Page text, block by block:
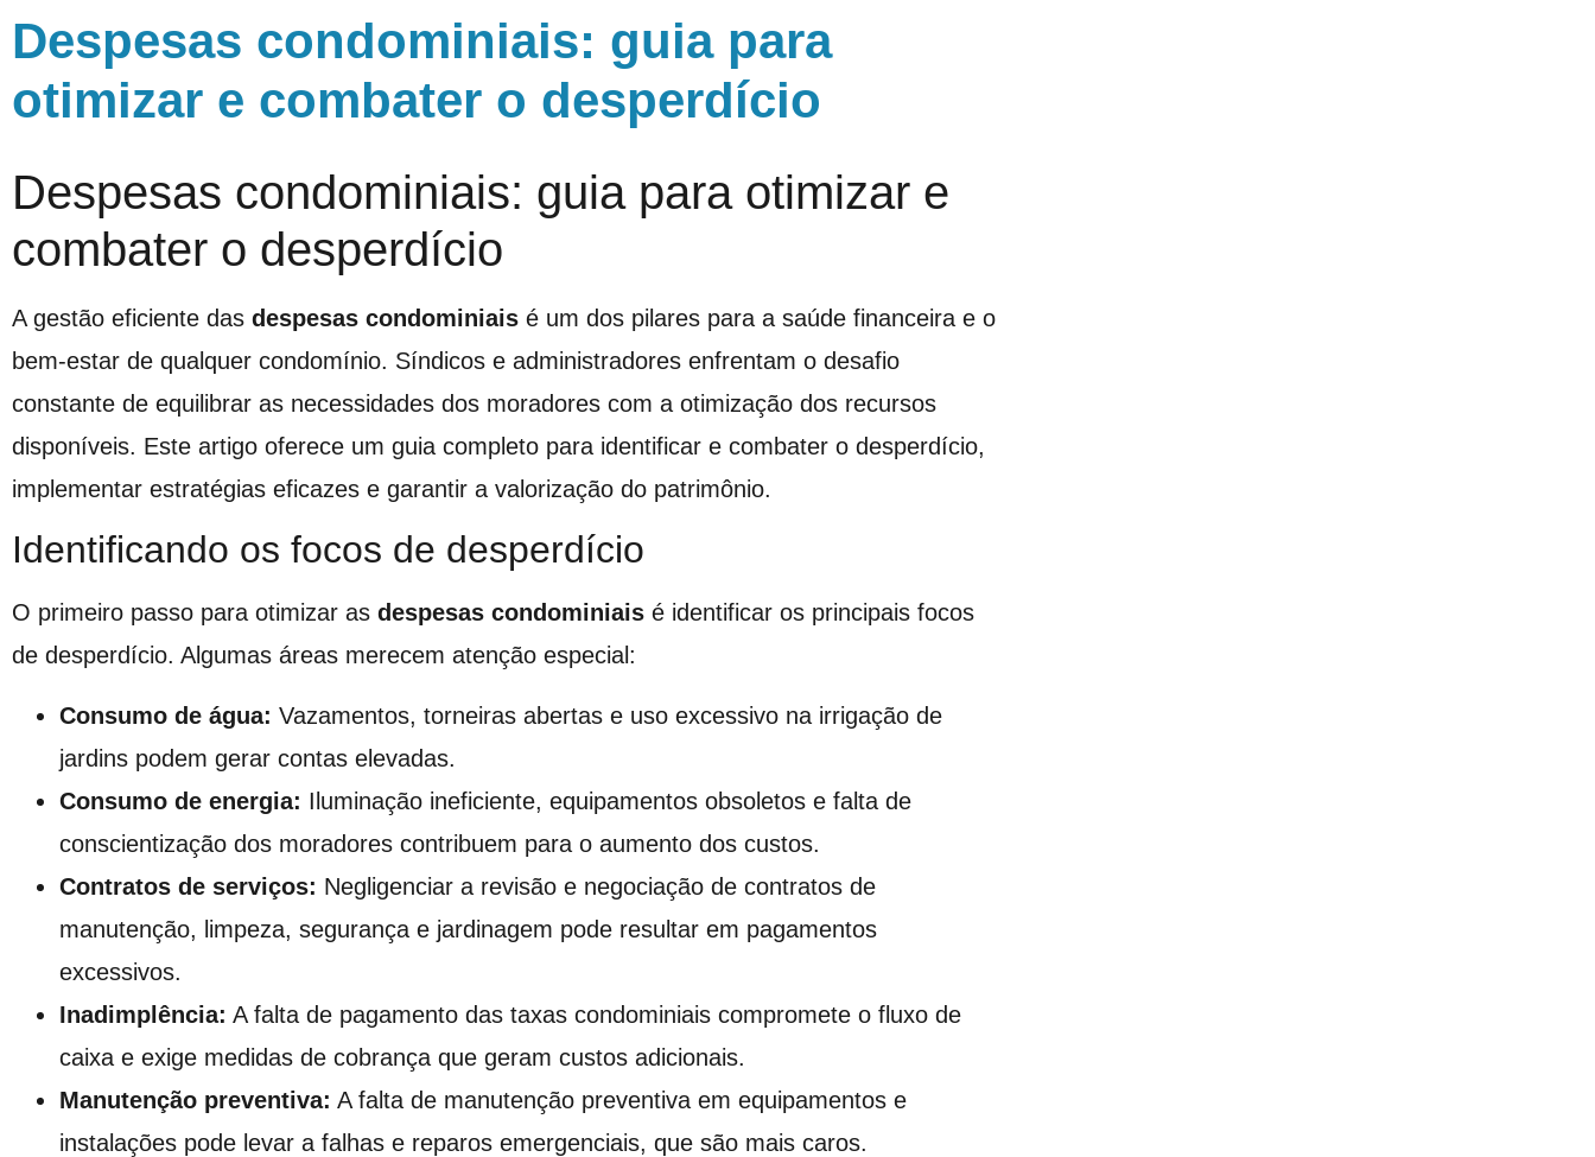
Despesas condominiais: guia para
otimizar e combater o desperdício
Despesas condominiais: guia para otimizar e
combater o desperdício
A gestão eficiente das despesas condominiais é um dos pilares para a saúde financeira e o
bem-estar de qualquer condomínio. Síndicos e administradores enfrentam o desafio
constante de equilibrar as necessidades dos moradores com a otimização dos recursos
disponíveis. Este artigo oferece um guia completo para identificar e combater o desperdício,
implementar estratégias eficazes e garantir a valorização do patrimônio.
Identificando os focos de desperdício
O primeiro passo para otimizar as despesas condominiais é identificar os principais focos
de desperdício. Algumas áreas merecem atenção especial:
Consumo de água: Vazamentos, torneiras abertas e uso excessivo na irrigação de
jardins podem gerar contas elevadas.
Consumo de energia: Iluminação ineficiente, equipamentos obsoletos e falta de
conscientização dos moradores contribuem para o aumento dos custos.
Contratos de serviços: Negligenciar a revisão e negociação de contratos de
manutenção, limpeza, segurança e jardinagem pode resultar em pagamentos
excessivos.
Inadimplência: A falta de pagamento das taxas condominiais compromete o fluxo de
caixa e exige medidas de cobrança que geram custos adicionais.
Manutenção preventiva: A falta de manutenção preventiva em equipamentos e
instalações pode levar a falhas e reparos emergenciais, que são mais caros.